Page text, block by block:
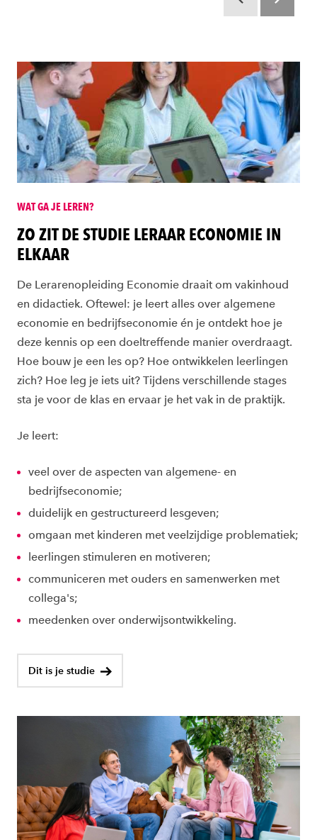
WAT GA JE LEREN?
ZO ZIT DE STUDIE LERAAR ECONOMIE IN
ELKAAR
De Lerarenopleiding Economie draait om vakinhoud
en didactiek. Oftewel: je leert alles over algemene
economie en bedrijfseconomie én je ontdekt hoe je
deze kennis op een doeltreffende manier overdraagt.
Hoe bouw je een les op? Hoe ontwikkelen leerlingen
zich? Hoe leg je iets uit? Tijdens verschillende stages
sta je voor de klas en ervaar je het vak in de praktijk.
Je leert:
veel over de aspecten van algemene- en
bedrijfseconomie;
duidelijk en gestructureerd lesgeven;
omgaan met kinderen met veelzijdige problematiek;
leerlingen stimuleren en motiveren;
communiceren met ouders en samenwerken met
collega's;
meedenken over onderwijsontwikkeling.
Dit is je studie